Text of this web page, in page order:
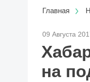
Главная
09 Августа
на